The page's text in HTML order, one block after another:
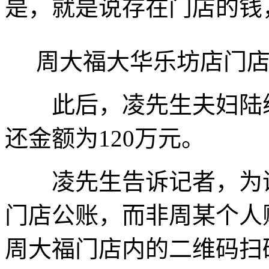
是，就是说存在门店的
周大福大华乐坊店门
此后，凌先生夫妇陆
还金额为120万元。
凌先生告诉记者，为
门店公账，而非周某个
周大福门店内的二维码